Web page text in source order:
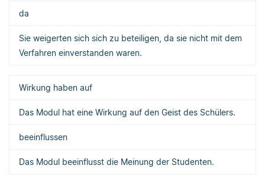
da
Sie weigerten sich sich zu beteiligen, da sie nicht mit dem
Verfahren einverstanden waren.
Wirkung haben auf
Das Modul hat eine Wirkung auf den Geist des Schülers.
beeinflussen
Das Modul beeinflusst die Meinung der Studenten.